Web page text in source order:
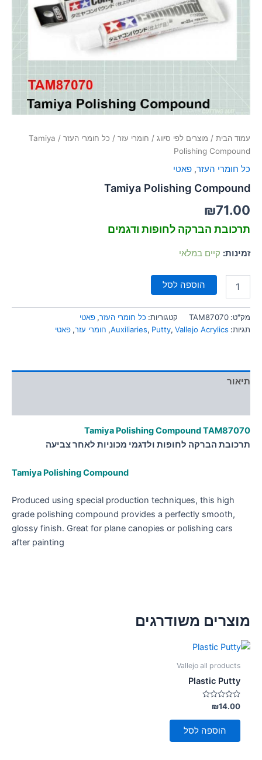
font_download סמן קישורים
לאפס
את
כל
cached
עמוד הבית / מוצרים לפי סיווג / חומרי עזר / כל חומרי העזר
/ Tamiya
Polishing Compound
כל חומרי העזר, פאטי
Tamiya Polishing Compound
₪71.00
תרכובת הברקה לחופות ודגמים
זמינות: קיים במלאי
הוספה לסל
מק"ט: TAM87070 קטגוריות: כל חומרי העזר, פאטי
תגיות:
Auxiliaries, Putty, Vallejo Acrylics
, חומרי עזר, פאטי
תיאור
Tamiya Polishing Compound TAM87070
תרכובת הברקה לחופות ולדגמי מכוניות לאחר צביעה
Tamiya Polishing Compound
Produced using special production techniques, this high
grade polishing compound provides a perfectly smooth,
glossy finish. Great for plane canopies or polishing cars
after painting
מוצרים משודרגים
Vallejo all products
Plastic Putty
דורג
0
מתוך
₪14.00
הוספה לסל